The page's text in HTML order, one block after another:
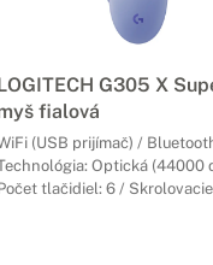
G305 X
fialová
(USB prijímač) /
Optická (44000
tlačidiel: 6 /